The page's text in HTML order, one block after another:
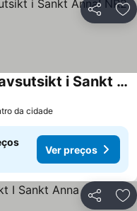
Partilhar
Skärgårdslägenhet med havsutsikt i Sankt Anna! NR2
da cidade
Ver preços
Partilhar